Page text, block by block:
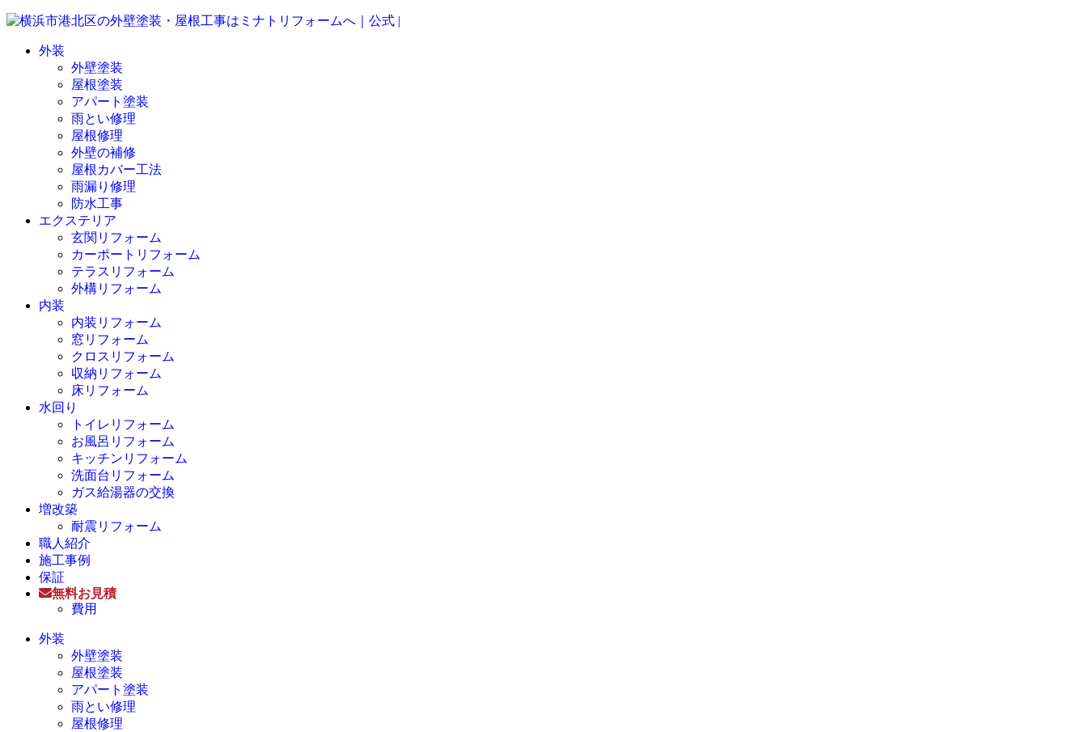
外装
外壁塗装
屋根塗装
アパート塗装
雨とい修理
屋根修理
外壁の補修
屋根カバー工法
雨漏り修理
防水工事
エクステリア
玄関リフォーム
カーポートリフォーム
テラスリフォーム
外構リフォーム
内装
内装リフォーム
窓リフォーム
クロスリフォーム
収納リフォーム
床リフォーム
水回り
トイレリフォーム
お風呂リフォーム
キッチンリフォーム
洗面台リフォーム
ガス給湯器の交換
増改築
耐震リフォーム
職人紹介
施工事例
保証
無料お見積
費用
外装
外壁塗装
屋根塗装
アパート塗装
雨とい修理
屋根修理